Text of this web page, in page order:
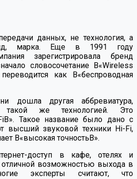
данных, не технология, а
марка. Еще в 1991 году
зарегистрировала бренд
словосочетание В«Wireless
как В«беспроводная
дошла другая аббревиатура,
такой же технологией. Это
Такое название было дано с
высший звуковой техники Hi-Fi,
В«высокая точностьВ».
доступ в кафе, отелях и
отличной возможностью выхода в
эксперты считают, что